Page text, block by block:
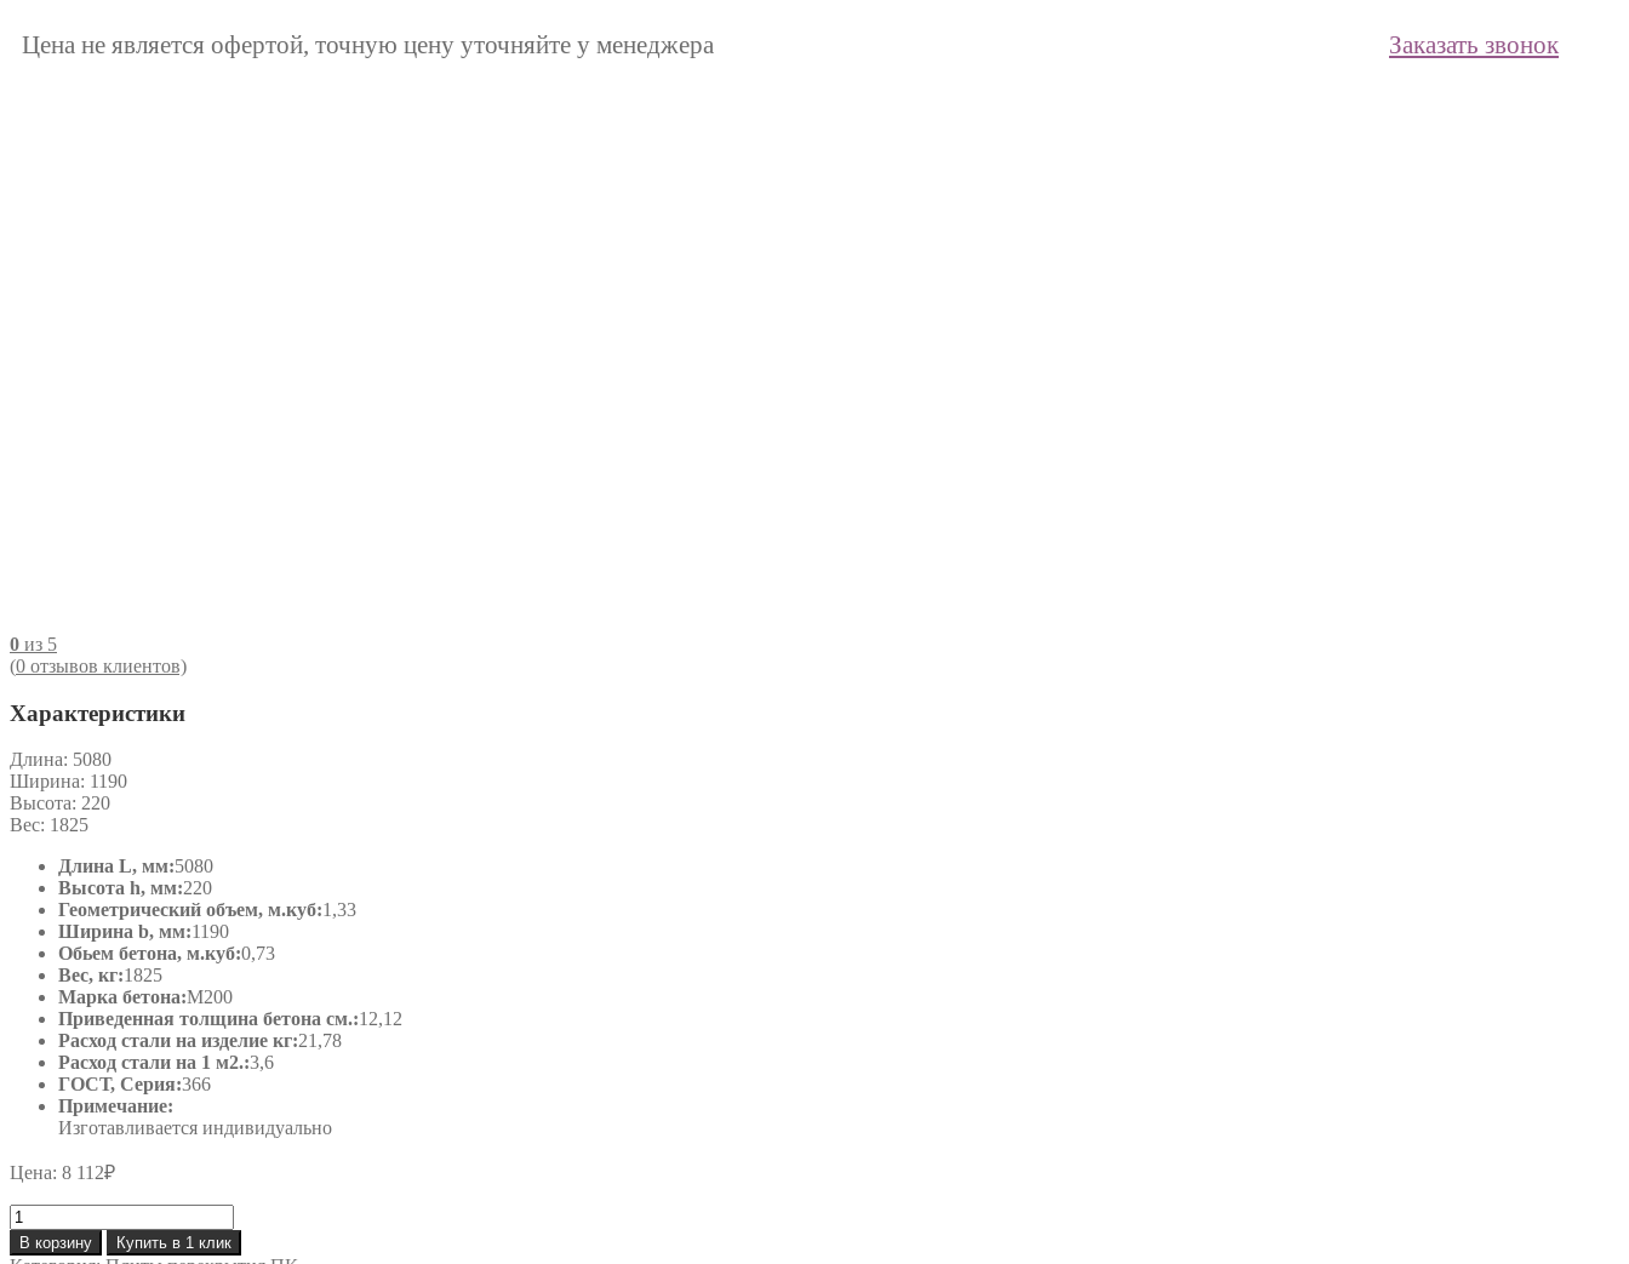
Цена не является офертой, точную цену уточняйте у менеджера Заказать звонок
0 из 5
(0 отзывов клиентов)
Характеристики
Длина: 5080
Ширина: 1190
Высота: 220
Вес: 1825
Длина L, мм:5080
Высота h, мм:220
Геометрический объем, м.куб:1,33
Ширина b, мм:1190
Обьем бетона, м.куб:0,73
Вес, кг:1825
Марка бетона:М200
Приведенная толщина бетона см.:12,12
Расход стали на изделие кг:21,78
Расход стали на 1 м2.:3,6
ГОСТ, Серия:366
Примечание:
Изготавливается индивидуально
Цена: 8 112₽
Количество
товара
ПК
В корзину Купить в 1 клик